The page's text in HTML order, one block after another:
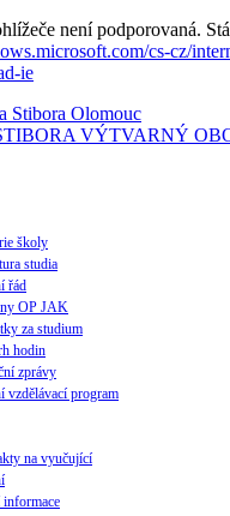
není podporovaná.
cs-cz/
ie
VÝTVARNÝ
školy
studia
řád
OP JAK
za studium
hodin
zprávy
vzdělávací program
na vyučující